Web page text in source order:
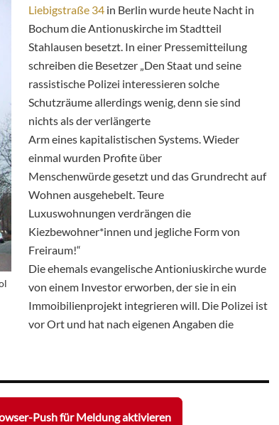
Liebigstraße 34 in Berlin wurde heute Nacht in
Bochum die Antionuskirche im Stadtteil
Stahlausen besetzt. In einer Pressemitteilung
schreiben die Besetzer „Den Staat und seine
rassistische Polizei interessieren solche
Schutzräume allerdings wenig, denn sie sind
nichts als der verlängerte
Arm eines kapitalistischen Systems. Wieder
einmal wurden Profite über
Menschenwürde gesetzt und das Grundrecht auf
Wohnen ausgehebelt. Teure
Luxuswohnungen verdrängen die
Kiezbewohner*innen und jegliche Form von
Freiraum!“
Die ehemals evangelische Antioniuskirche wurde
von einem Investor erworben, der sie in ein
Immoibilienprojekt integrieren will. Die Polizei ist
vor Ort und hat nach eigenen Angaben die
Push für Meldung aktivieren